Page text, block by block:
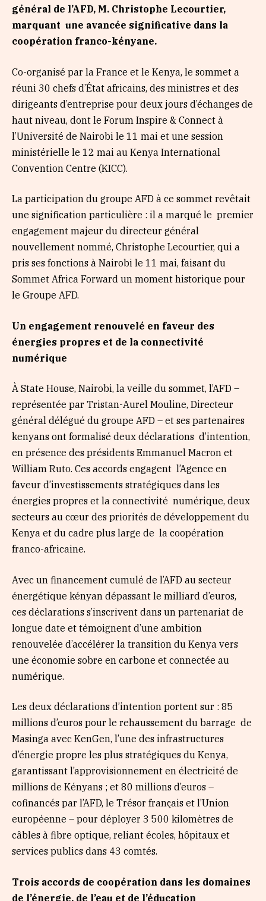
général de l’AFD, M. Christophe Lecourtier,
marquant une avancée significative dans la
coopération franco-kényane.
Co-organisé par la France et le Kenya, le sommet a
réuni 30 chefs d’État africains, des ministres et des
dirigeants d’entreprise pour deux jours d’échanges de
haut niveau, dont le Forum Inspire & Connect à
l’Université de Nairobi le 11 mai et une session
ministérielle le 12 mai au Kenya International
Convention Centre (KICC).
La participation du groupe AFD à ce sommet revêtait
une signification particulière : il a marqué le premier
engagement majeur du directeur général
nouvellement nommé, Christophe Lecourtier, qui a
pris ses fonctions à Nairobi le 11 mai, faisant du
Sommet Africa Forward un moment historique pour
le Groupe AFD.
Un engagement renouvelé en faveur des
énergies propres et de la connectivité
numérique
À State House, Nairobi, la veille du sommet, l’AFD –
représentée par Tristan-Aurel Mouline, Directeur
général délégué du groupe AFD – et ses partenaires
kenyans ont formalisé deux déclarations d’intention,
en présence des présidents Emmanuel Macron et
William Ruto. Ces accords engagent l’Agence en
faveur d’investissements stratégiques dans les
énergies propres et la connectivité numérique, deux
secteurs au cœur des priorités de développement du
Kenya et du cadre plus large de la coopération
franco-africaine.
Avec un financement cumulé de l’AFD au secteur
énergétique kényan dépassant le milliard d’euros,
ces déclarations s’inscrivent dans un partenariat de
longue date et témoignent d’une ambition
renouvelée d’accélérer la transition du Kenya vers
une économie sobre en carbone et connectée au
numérique.
Les deux déclarations d’intention portent sur : 85
millions d’euros pour le rehaussement du barrage de
Masinga avec KenGen, l’une des infrastructures
d’énergie propre les plus stratégiques du Kenya,
garantissant l’approvisionnement en électricité de
millions de Kényans ; et 80 millions d’euros –
cofinancés par l’AFD, le Trésor français et l’Union
européenne – pour déployer 3 500 kilomètres de
câbles à fibre optique, reliant écoles, hôpitaux et
services publics dans 43 comtés.
Trois accords de coopération dans les domaines
de l’énergie, de l’eau et de l’éducation